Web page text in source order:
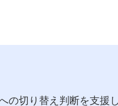
の切り替え判断を支援